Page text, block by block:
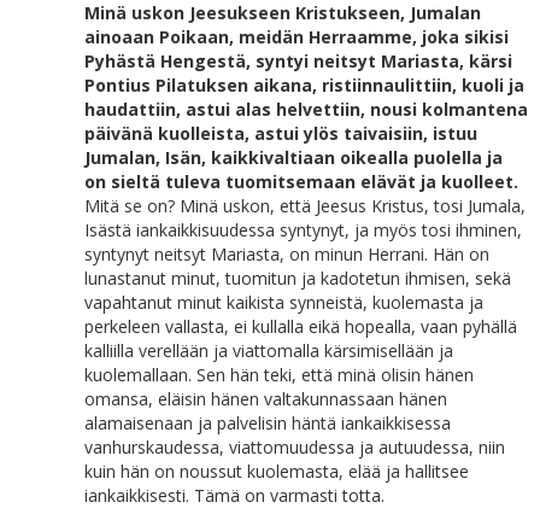
Minä uskon Jeesukseen Kristukseen, Jumalan
ainoaan Poikaan, meidän Herraamme, joka sikisi
Pyhästä Hengestä, syntyi neitsyt Mariasta, kärsi
Pontius Pilatuksen aikana, ristiinnaulittiin, kuoli ja
haudattiin, astui alas helvettiin, nousi kolmantena
päivänä kuolleista, astui ylös taivaisiin, istuu
Jumalan, Isän, kaikkivaltiaan oikealla puolella ja
on sieltä tuleva tuomitsemaan elävät ja kuolleet.
Mitä se on? Minä uskon, että Jeesus Kristus, tosi Jumala,
Isästä iankaikkisuudessa syntynyt, ja myös tosi ihminen,
syntynyt neitsyt Mariasta, on minun Herrani. Hän on
lunastanut minut, tuomitun ja kadotetun ihmisen, sekä
vapahtanut minut kaikista synneistä, kuolemasta ja
perkeleen vallasta, ei kullalla eikä hopealla, vaan pyhällä
kalliilla verellään ja viattomalla kärsimisellään ja
kuolemallaan. Sen hän teki, että minä olisin hänen
omansa, eläisin hänen valtakunnassaan hänen
alamaisenaan ja palvelisin häntä iankaikkisessa
vanhurskaudessa, viattomuudessa ja autuudessa, niin
kuin hän on noussut kuolemasta, elää ja hallitsee
iankaikkisesti. Tämä on varmasti totta.